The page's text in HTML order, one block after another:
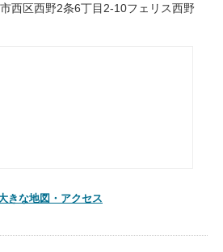
西区西野2条6丁目2-10フェリス西野
きな地図・アクセス